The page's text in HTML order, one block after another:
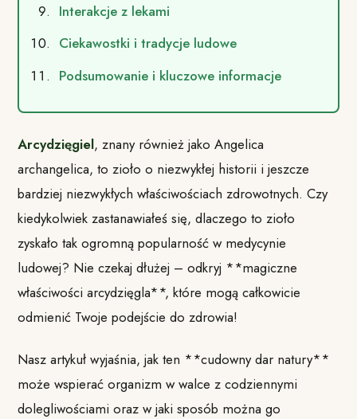
Interakcje z lekami
Ciekawostki i tradycje ludowe
Podsumowanie i kluczowe informacje
Arcydzięgiel, znany również jako Angelica
archangelica, to zioło o niezwykłej historii i jeszcze
bardziej niezwykłych właściwościach zdrowotnych. Czy
kiedykolwiek zastanawiałeś się, dlaczego to zioło
zyskało tak ogromną popularność w medycynie
ludowej? Nie czekaj dłużej – odkryj **magiczne
właściwości arcydzięgla**, które mogą całkowicie
odmienić Twoje podejście do zdrowia!
Nasz artykuł wyjaśnia, jak ten **cudowny dar natury**
może wspierać organizm w walce z codziennymi
dolegliwościami oraz w jaki sposób można go